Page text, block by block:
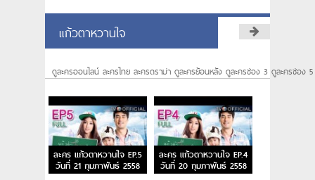
แก้วตาหวานใจ
ดูละครออนไลน์ ละครไทย ละครดราม่า ดูละครย้อนหลัง ดูละครช่อง 3 ดูละครช่อง
ละคร แก้วตาหวานใจ EP.5
วันที่ 21 กุมภาพันธ์ 2558
ละคร แก้วตาหวานใจ EP.4
วันที่ 20 กุมภาพันธ์ 2558